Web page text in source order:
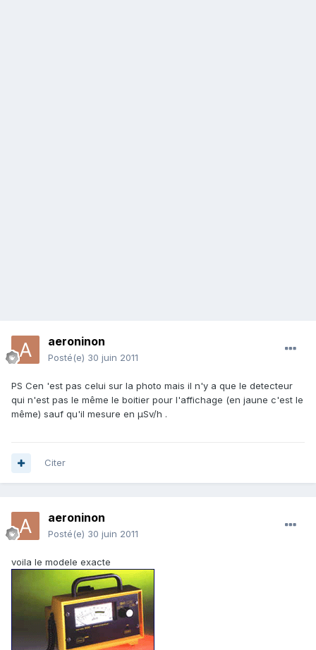
aeroninon
Posté(e) 30 juin 2011
PS Cen 'est pas celui sur la photo mais il n'y a que le detecteur
qui n'est pas le même le boitier pour l'affichage (en jaune c'est le
même) sauf qu'il mesure en µSv/h .
Citer
aeroninon
Posté(e) 30 juin 2011
voila le modele exacte